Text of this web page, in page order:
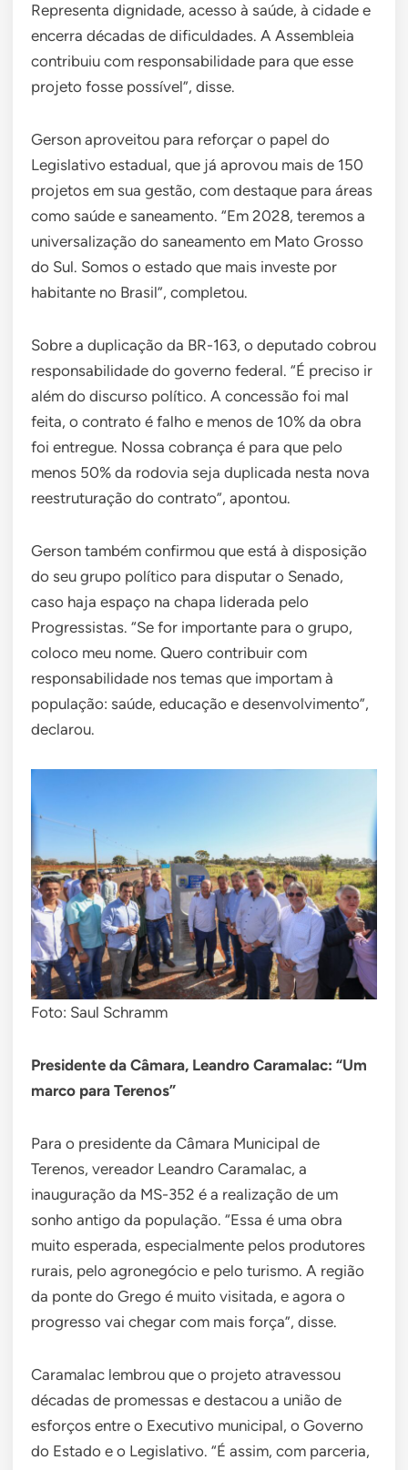
Representa dignidade, acesso à saúde, à cidade e
encerra décadas de dificuldades. A Assembleia
contribuiu com responsabilidade para que esse
projeto fosse possível”, disse.
Gerson aproveitou para reforçar o papel do
Legislativo estadual, que já aprovou mais de 150
projetos em sua gestão, com destaque para áreas
como saúde e saneamento. “Em 2028, teremos a
universalização do saneamento em Mato Grosso
do Sul. Somos o estado que mais investe por
habitante no Brasil”, completou.
Sobre a duplicação da BR-163, o deputado cobrou
responsabilidade do governo federal. “É preciso ir
além do discurso político. A concessão foi mal
feita, o contrato é falho e menos de 10% da obra
foi entregue. Nossa cobrança é para que pelo
menos 50% da rodovia seja duplicada nesta nova
reestruturação do contrato”, apontou.
Gerson também confirmou que está à disposição
do seu grupo político para disputar o Senado,
caso haja espaço na chapa liderada pelo
Progressistas. “Se for importante para o grupo,
coloco meu nome. Quero contribuir com
responsabilidade nos temas que importam à
população: saúde, educação e desenvolvimento”,
declarou.
Foto: Saul Schramm
Presidente da Câmara, Leandro Caramalac: “Um
marco para Terenos”
Para o presidente da Câmara Municipal de
Terenos, vereador Leandro Caramalac, a
inauguração da MS-352 é a realização de um
sonho antigo da população. “Essa é uma obra
muito esperada, especialmente pelos produtores
rurais, pelo agronegócio e pelo turismo. A região
da ponte do Grego é muito visitada, e agora o
progresso vai chegar com mais força”, disse.
Caramalac lembrou que o projeto atravessou
décadas de promessas e destacou a união de
esforços entre o Executivo municipal, o Governo
do Estado e o Legislativo. “É assim, com parceria,